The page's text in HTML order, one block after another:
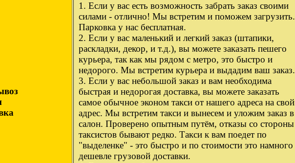
1. Если у вас есть возможность забрать заказ своими
силами - отлично! Мы встретим и поможем загрузить.
Парковка у нас бесплатная.
2. Если у вас маленький и легкий заказ (штапики,
раскладки, декор, и т.д.), вы можете заказать пешего
курьера, так как мы рядом с метро, это быстро и
недорого. Мы встретим курьера и выдадим ваш заказ.
3. Если у вас небольшой заказ и вам необходима
быстрая и недорогая доставка, вы можете заказать
самое обычное эконом такси от нашего адреса на свой
адрес. Мы встретим такси и вынесем и уложим заказ в
салон. Проверено опытным путём, отказы со стороны
таксистов бывают редко. Такси к вам поедет по
"выделенке" - это быстро и по стоимости это намного
дешевле грузовой доставки.